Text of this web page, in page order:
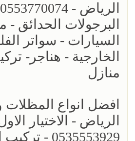
البرجولات الحدائق
السيارات - سواتر
الخارجية - هناجر-
منازل
افضل انواع المظلات
الرياض - الاختيار
0535553929 -